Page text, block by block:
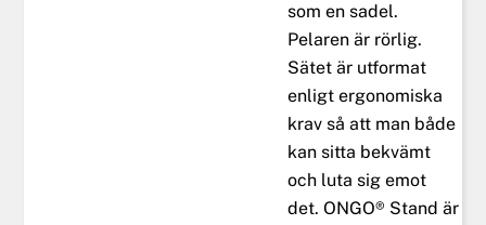
som en sadel.
Pelaren är rörlig.
Sätet är utformat
enligt ergonomiska
krav så att man både
kan sitta bekvämt
och luta sig emot
det. ONGO® Stand är